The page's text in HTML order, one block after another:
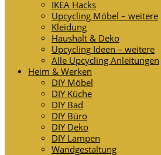
IKEA Hacks
Upcycling Möbel – weitere
Kleidung
Haushalt & Deko
Upcycling Ideen – weitere
Alle Upcycling Anleitungen
Heim & Werken
DIY Möbel
DIY Küche
DIY Bad
DIY Büro
DIY Deko
DIY Lampen
Wandgestaltung